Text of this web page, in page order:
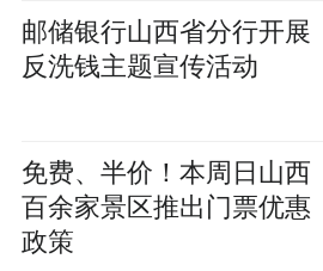
邮储银行山西省分行开展
反洗钱主题宣传活动
免费、半价！本周日山西
百余家景区推出门票优惠
政策